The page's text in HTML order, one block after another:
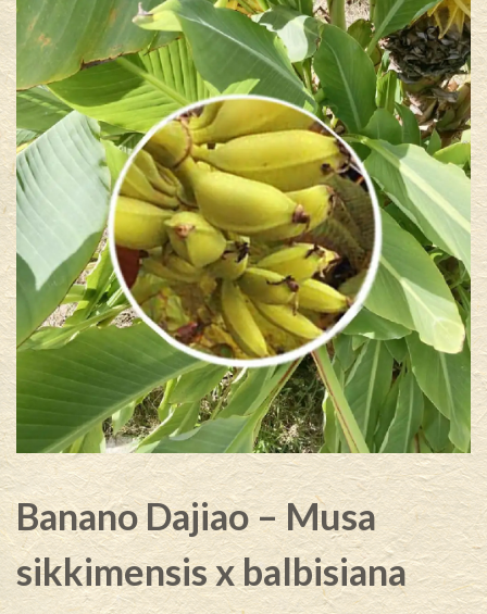
Banano Dajiao – Musa
sikkimensis x balbisiana